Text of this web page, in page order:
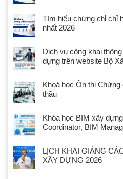
Tìm hiểu chứng chỉ chỉ
nhất 2026
Dịch vụ công khai
dựng trên website Bộ
Khoá học Ôn thi
thầu
Khóa học BIM xây
Coordinator, BIM
LỊCH KHAI GIẢNG
XÂY DỰNG 2026